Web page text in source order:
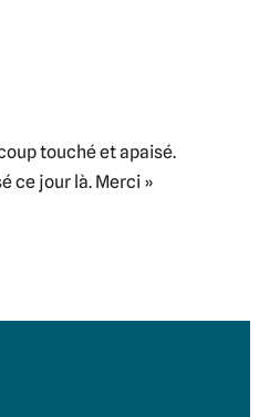
touché et apaisé.
ce jour là. Merci »